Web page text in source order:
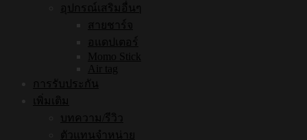
อุปกรณ์เสริมอื่นๆ
สายชาร์จ
อแดปเตอร์
Momo Stick
Air tag
การรับประกัน
เพิ่มเติม
บทความ/รีวิว
ตัวแทนจำหน่าย